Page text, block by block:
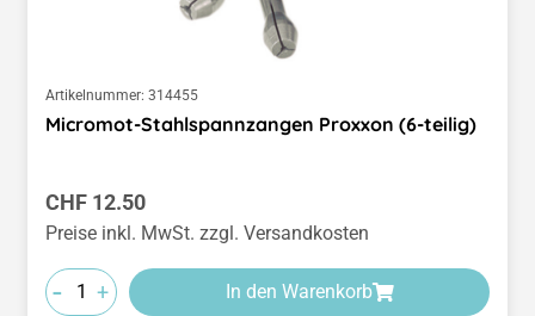
Artikelnummer: 314455
Micromot-Stahlspannzangen Proxxon (6-teilig)
Regulärer Preis:
CHF 12.50
Preise inkl. MwSt. zzgl. Versandkosten
- + In den Warenkorb